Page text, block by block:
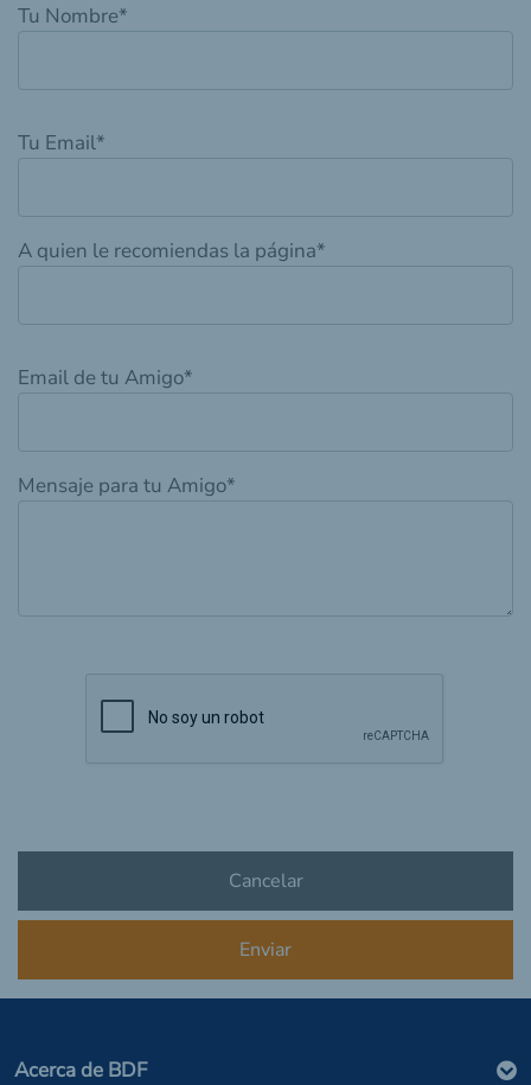
Tu Nombre*
Tu Email*
A quien le recomiendas la página*
Email de tu Amigo*
Mensaje para tu Amigo*
Acerca de BDF